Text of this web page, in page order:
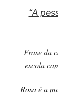
“A
Frase da
escola
Rosaéa